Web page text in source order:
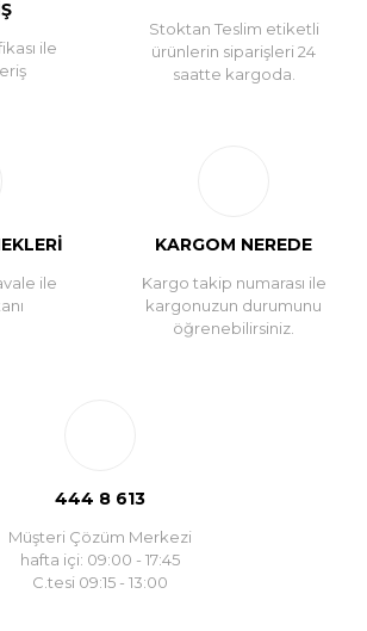
ile
Stoktan Teslim etiketli
ürünlerin siparişleri 24
saatte kargoda.
ile
KARGOM NEREDE
Kargo takip numarası ile
kargonuzun durumunu
öğrenebilirsiniz.
444 8 613
Müşteri Çözüm Merkezi
hafta içi: 09:00 - 17:45
C.tesi 09:15 - 13:00